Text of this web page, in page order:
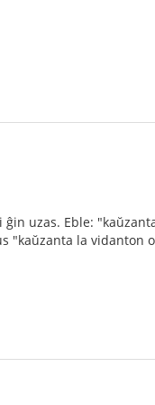
uzas. Eble:
"kaŭzanta la